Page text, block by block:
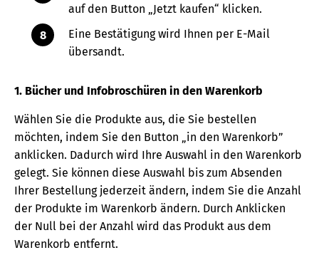
auf den Button „Jetzt kaufen“ klicken.
Eine Bestätigung wird Ihnen per E-Mail
übersandt.
1. Bücher und Infobroschüren in den Warenkorb
Wählen Sie die Produkte aus, die Sie bestellen
möchten, indem Sie den Button „in den Warenkorb”
anklicken. Dadurch wird Ihre Auswahl in den Warenkorb
gelegt. Sie können diese Auswahl bis zum Absenden
Ihrer Bestellung jederzeit ändern, indem Sie die Anzahl
der Produkte im Warenkorb ändern. Durch Anklicken
der Null bei der Anzahl wird das Produkt aus dem
Warenkorb entfernt.